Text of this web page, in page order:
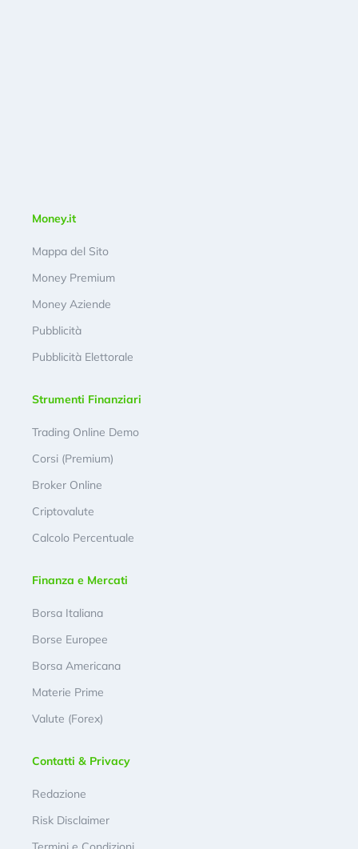
Money.it
Mappa del Sito
Money Premium
Money Aziende
Pubblicità
Pubblicità Elettorale
Strumenti Finanziari
Trading Online Demo
Corsi (Premium)
Broker Online
Criptovalute
Calcolo Percentuale
Finanza e Mercati
Borsa Italiana
Borse Europee
Borsa Americana
Materie Prime
Valute (Forex)
Contatti & Privacy
Redazione
Risk Disclaimer